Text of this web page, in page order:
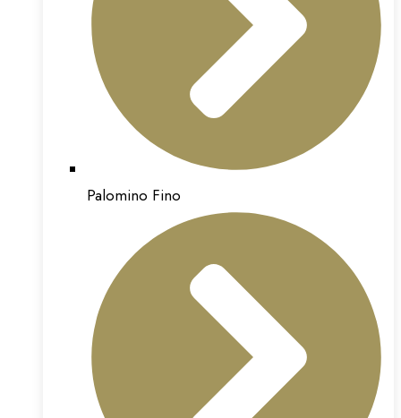
Palomino Fino